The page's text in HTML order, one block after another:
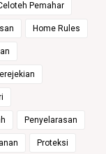
Pemahar
Home Rules
Penyelarasan
Proteksi